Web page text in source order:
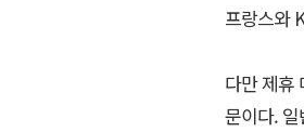
프랑스와
다만 제휴
문이다.